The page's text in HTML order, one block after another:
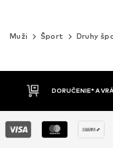
Muži Šport Druhy